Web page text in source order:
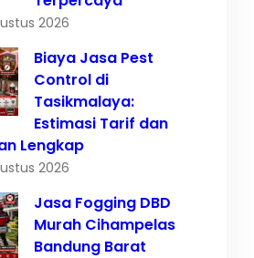
2026
Biaya Jasa Pest
Control di
Tasikmalaya:
Estimasi Tarif dan
Lengkap
2026
Jasa Fogging DBD
Murah Cihampelas
Bandung Barat